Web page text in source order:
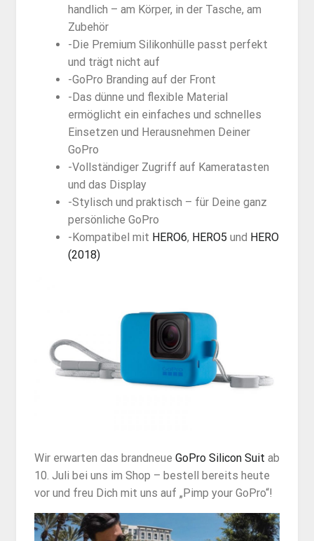
handlich – am Körper, in der Tasche, am
Zubehör
-Die Premium Silikonhülle passt perfekt
und trägt nicht auf
-GoPro Branding auf der Front
-Das dünne und flexible Material
ermöglicht ein einfaches und schnelles
Einsetzen und Herausnehmen Deiner
GoPro
-Vollständiger Zugriff auf Kameratasten
und das Display
-Stylisch und praktisch – für Deine ganz
persönliche GoPro
-Kompatibel mit HERO6, HERO5 und HERO
(2018)
Wir erwarten das brandneue GoPro Silicon Suit ab
10. Juli bei uns im Shop – bestell bereits heute
vor und freu Dich mit uns auf „Pimp your GoPro“!